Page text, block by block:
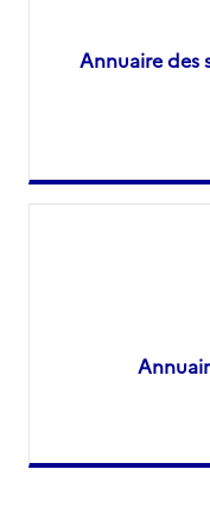
Annuaire des